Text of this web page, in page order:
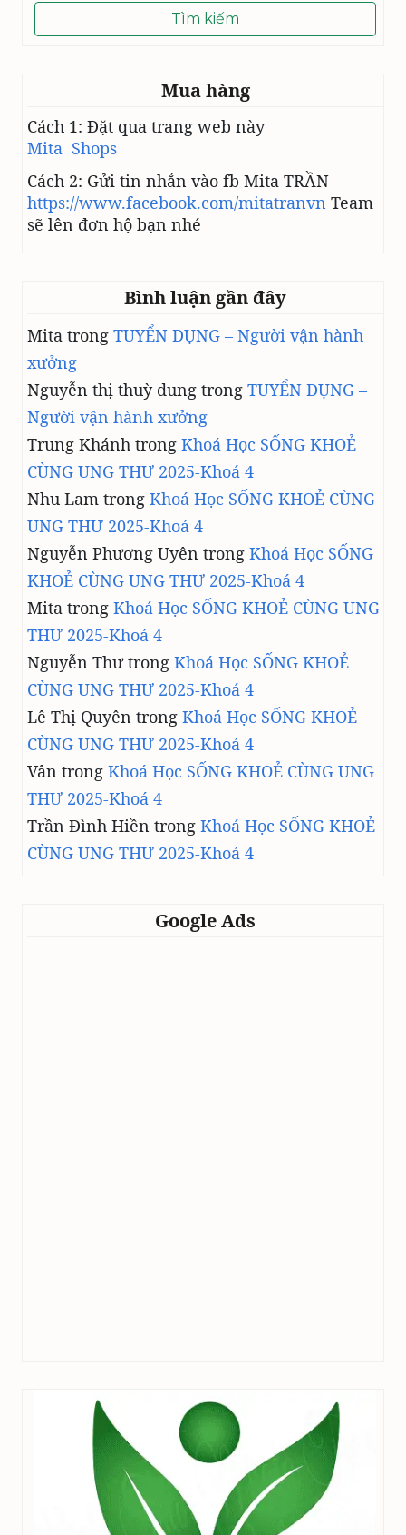
cho:
Mua hàng
Cách 1: Đặt qua trang web này
Mita Shops
Cách 2: Gửi tin nhắn vào fb Mita TRẦN
https://www.facebook.com/mitatranvn Team
sẽ lên đơn hộ bạn nhé
Bình luận gần đây
Mita trong TUYỂN DỤNG – Người vận hành
xưởng
Nguyễn thị thuỳ dung trong TUYỂN DỤNG –
Người vận hành xưởng
Trung Khánh trong Khoá Học SỐNG KHOẺ
CÙNG UNG THƯ 2025-Khoá 4
Nhu Lam trong Khoá Học SỐNG KHOẺ CÙNG
UNG THƯ 2025-Khoá 4
Nguyễn Phương Uyên trong Khoá Học SỐNG
KHOẺ CÙNG UNG THƯ 2025-Khoá 4
Mita trong Khoá Học SỐNG KHOẺ CÙNG UNG
THƯ 2025-Khoá 4
Nguyễn Thưtrong Khoá Học SỐNG KHOẺ
CÙNG UNG THƯ 2025-Khoá 4
Lê Thị Quyên trong Khoá Học SỐNG KHOẺ
CÙNG UNG THƯ 2025-Khoá 4
Vân trong Khoá Học SỐNG KHOẺ CÙNG UNG
THƯ 2025-Khoá 4
Trần Đình Hiền trong Khoá Học SỐNG KHOẺ
CÙNG UNG THƯ 2025-Khoá 4
Google Ads